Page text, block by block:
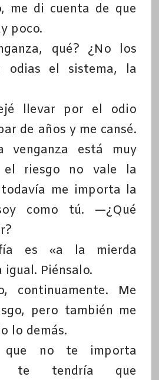
me di cuenta de que
poco.
qué? ¿No los
odias el sistema, la
llevar por el odio
de años y me cansé.
venganza está muy
el riesgo no vale la
me importa la
como tú. —¿Qué
es «a la mierda
igual. Piénsalo.
continuamente. Me
pero también me
lo demás.
no te importa
te tendría que